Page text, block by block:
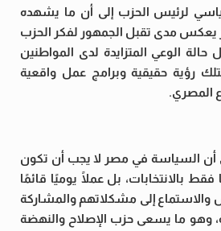
لرئيس الحزب إلى أن ما يشهده
يعكس مدى تقبل الجمهور لفكر الحزب
الوعي المتزايدة لدى المواطنين
رؤية حقيقية وبرامج عمل واقعية
المصري.
السياسة في مصر لا يجب أن تكون
بالانتخابات، بل عملًا يوميًا قائمًا
والاستماع إلى مشكلاتهم والمشاركة
وهو ما يسعى حزب الإصلاح والنهضة